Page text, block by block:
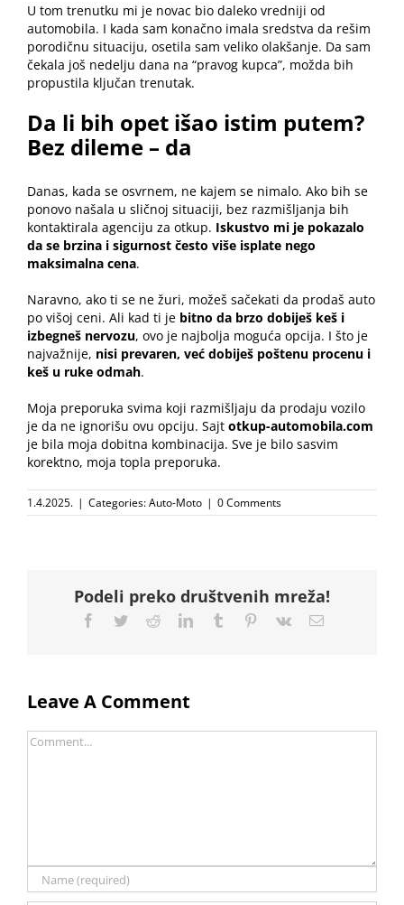
U tom trenutku mi je novac bio daleko vredniji od
automobila. I kada sam konačno imala sredstva da rešim
porodičnu situaciju, osetila sam veliko olakšanje. Da sam
čekala još nedelju dana na “pravog kupca”, možda bih
propustila ključan trenutak.
Da li bih opet išao istim putem?
Bez dileme – da
Danas, kada se osvrnem, ne kajem se nimalo. Ako bih se
ponovo našala u sličnoj situaciji, bez razmišljanja bih
kontaktirala agenciju za otkup. Iskustvo mi je pokazalo
da se brzina i sigurnost često više isplate nego
maksimalna cena.
Naravno, ako ti se ne žuri, možeš sačekati da prodaš auto
po višoj ceni. Ali kad ti je bitno da brzo dobiješ keš i
izbegneš nervozu, ovo je najbolja moguća opcija. I što je
najvažnije, nisi prevaren, već dobiješ poštenu procenu i
keš u ruke odmah.
Moja preporuka svima koji razmišljaju da prodaju vozilo
je da ne ignorišu ovu opciju. Sajt otkup-automobila.com
je bila moja dobitna kombinacija. Sve je bilo sasvim
korektno, moja topla preporuka.
1.4.2025. | Categories:Auto-Moto | 0 Comments
Podeli preko društvenih mreža!
Facebook
TwitterRedditLinkedInTumblr Pinterest
Vk Email
Leave A Comment
Comment